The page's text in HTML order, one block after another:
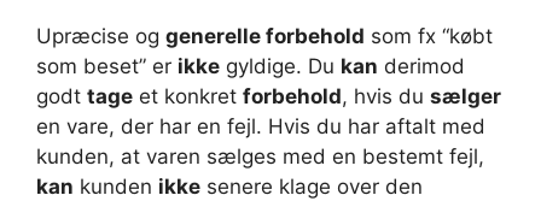
Upræcise og generelle forbehold som fx “købt
som beset” er ikke gyldige. Du kan derimod
godt tage et konkret forbehold, hvis du sælger
en vare, der har en fejl. Hvis du har aftalt med
kunden, at varen sælges med en bestemt fejl,
kan kunden ikke senere klage over den